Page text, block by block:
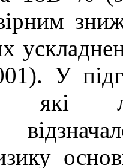
У
які